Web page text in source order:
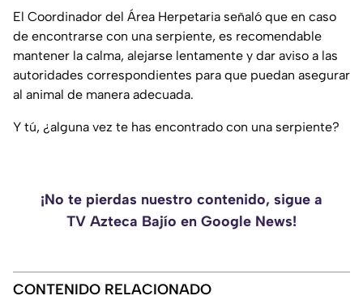
El Coordinador del Área Herpetaria señaló que en caso
de encontrarse con una serpiente, es recomendable
mantener la calma, alejarse lentamente y dar aviso a las
autoridades correspondientes para que puedan asegurar
al animal de manera adecuada.
Y tú, ¿alguna vez te has encontrado con una serpiente?
¡No te pierdas nuestro contenido, sigue a
TV Azteca Bajío en Google News!
CONTENIDO RELACIONADO